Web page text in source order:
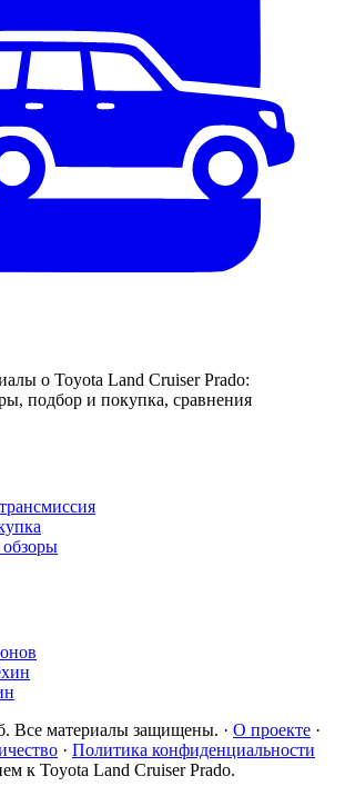
о Toyota Land Cruiser Prado:
подбор и покупка, сравнения
Все материалы защищены. · О проекте ·
· Политика конфиденциальности
к Toyota Land Cruiser Prado.